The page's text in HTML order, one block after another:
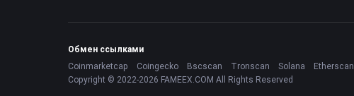
Обмен ссылками
Coinmarketcap
Coingecko Bscscan Tronscan Solana Etherscan
Copyright © 2022-2026 FAMEEX.COM All Rights Reserved